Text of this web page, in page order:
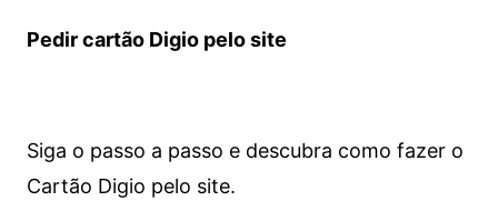
Pedir cartão Digio pelo site
Siga o passo a passo e descubra como fazer o
Cartão Digio pelo site.